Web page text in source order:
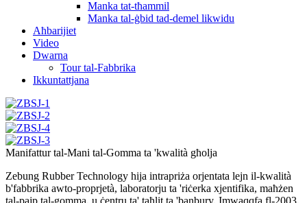
Manka tat-tħammil
Manka tal-ġbid tad-demel likwidu
Aħbarijiet
Video
Dwarna
Tour tal-Fabbrika
Ikkuntattjana
Manifattur tal-Mani tal-Gomma ta 'kwalità għolja
Zebung Rubber Technology hija intrapriża orjentata lejn il-kwalità
b'fabbrika awto-proprjetà, laboratorju ta 'riċerka xjentifika, maħżen
tal-pajp tal-gomma, u ċentru ta' taħlit ta 'banbury. Imwaqqfa fl-2003,